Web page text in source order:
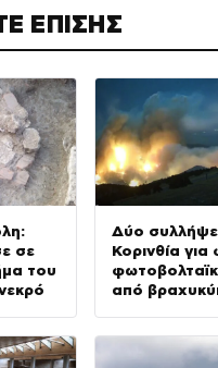
ΕΠΙΣΗΣ
σε
του
Δύο
Κορινθία
από